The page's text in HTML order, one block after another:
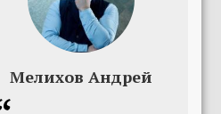
Мелихов Андрей